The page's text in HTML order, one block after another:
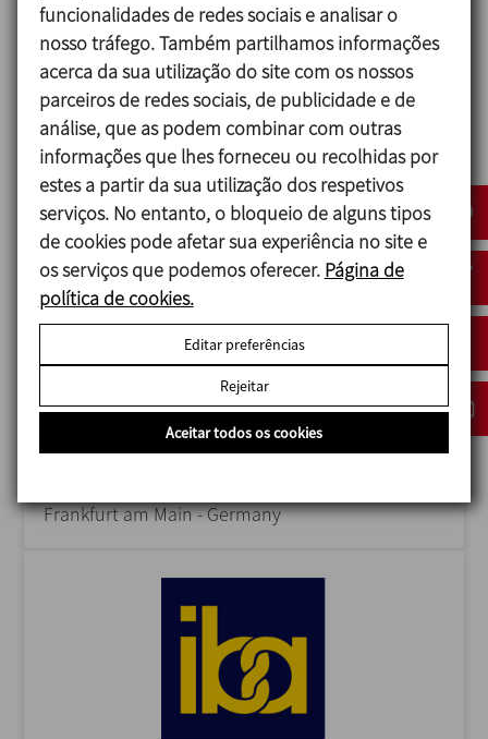
ANUGA FOODTEC
23/02/2027
Cologne - Germany
ACHEMA
Frankfurt am Main - Germany
funcionalidades de redes sociais e analisar o
nosso tráfego. Também partilhamos informações
acerca da sua utilização do site com os nossos
parceiros de redes sociais, de publicidade e de
análise, que as podem combinar com outras
informações que lhes forneceu ou recolhidas por
estes a partir da sua utilização dos respetivos
serviços. No entanto, o bloqueio de alguns tipos
de cookies pode afetar sua experiência no site e
os serviços que podemos oferecer. Página de
política de cookies.
Editar preferências
Rejeitar
Aceitar todos os cookies